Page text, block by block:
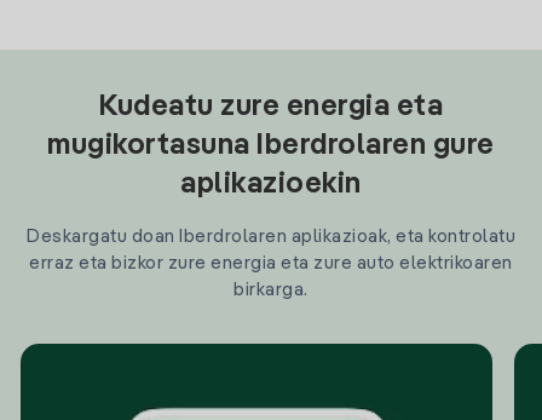
Kudeatu zure energia eta
mugikortasuna Iberdrolaren gure
aplikazioekin
Deskargatu doan Iberdrolaren aplikazioak, eta kontrolatu
erraz eta bizkor zure energia eta zure auto elektrikoaren
birkarga.